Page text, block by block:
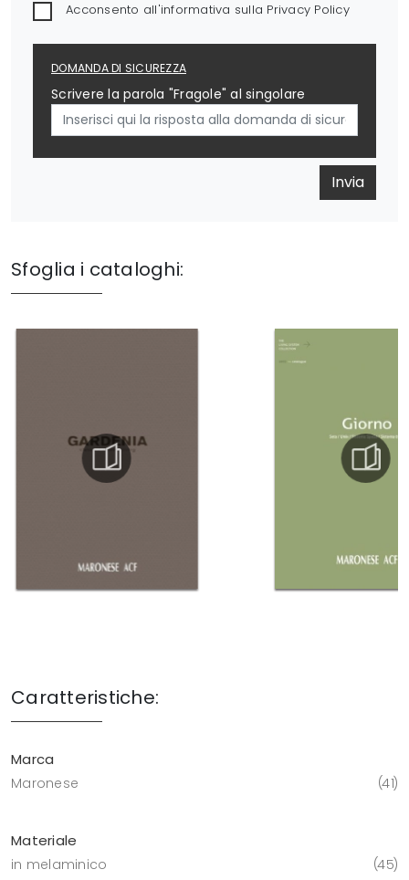
Acconsento all'informativa sulla Privacy Policy
DOMANDA DI SICUREZZA
Scrivere la parola "Fragole" al singolare
Invia
Sfoglia i cataloghi:
Caratteristiche:
Marca
Maronese 41
Materiale
in melaminico 45